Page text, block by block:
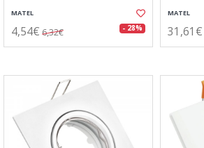
MATEL
4,54€ 6,32€ - 28%
MATEL
31,61€